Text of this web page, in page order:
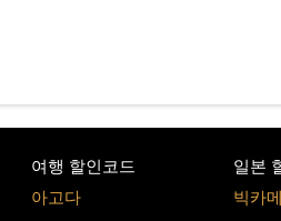
여행 할인코드
아고다
일본
빅카